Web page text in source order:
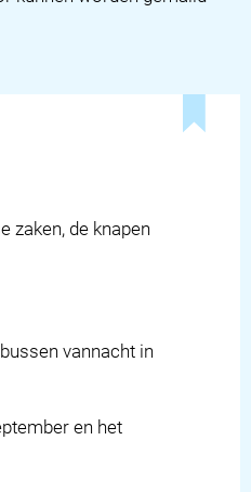
zaken, de knapen
vannacht in
en het